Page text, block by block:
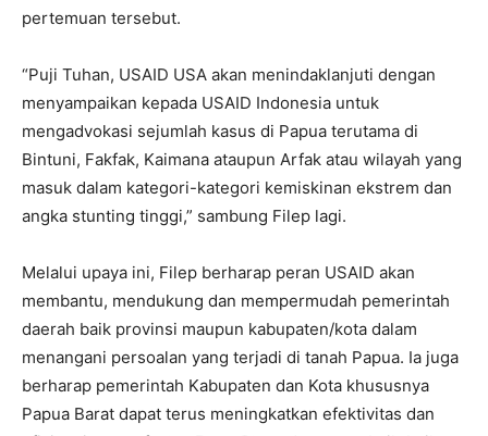
pertemuan tersebut.
“Puji Tuhan, USAID USA akan menindaklanjuti dengan
menyampaikan kepada USAID Indonesia untuk
mengadvokasi sejumlah kasus di Papua terutama di
Bintuni, Fakfak, Kaimana ataupun Arfak atau wilayah yang
masuk dalam kategori-kategori kemiskinan ekstrem dan
angka stunting tinggi,” sambung Filep lagi.
Melalui upaya ini, Filep berharap peran USAID akan
membantu, mendukung dan mempermudah pemerintah
daerah baik provinsi maupun kabupaten/kota dalam
menangani persoalan yang terjadi di tanah Papua. Ia juga
berharap pemerintah Kabupaten dan Kota khususnya
Papua Barat dapat terus meningkatkan efektivitas dan